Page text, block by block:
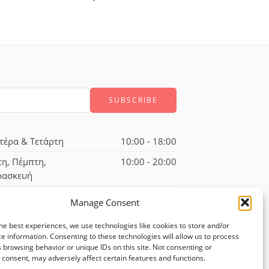
Manage Consent
best experiences, we use technologies like cookies to store and/or
information. Consenting to these technologies will allow us to process
browsing behavior or unique IDs on this site. Not consenting or
may adversely affect certain features and functions.
& Τετάρτη
10:00 - 18:00
Πέμπτη,
10:00 - 20:00